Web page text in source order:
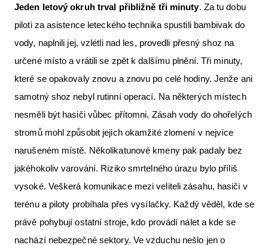
Jeden letový okruh trval přibližně tři minuty. Za tu dobu
piloti za asistence leteckého technika spustili bambivak do
vody, naplnili jej, vzlétli nad les, provedli přesný shoz na
určené místo a vrátili se zpět k dalšímu plnění. Tři minuty,
které se opakovaly znovu a znovu po celé hodiny. Jenže ani
samotný shoz nebyl rutinní operací. Na některých místech
nesměli být hasiči vůbec přítomni. Zásah vody do ohořelých
stromů mohl způsobit jejich okamžité zlomení v nejvíce
narušeném místě. Několikatunové kmeny pak padaly bez
jakéhokoliv varování. Riziko smrtelného úrazu bylo příliš
vysoké. Veškerá komunikace mezi veliteli zásahu, hasiči v
terénu a piloty probíhala přes vysílačky. Každý věděl, kde se
právě pohybují ostatní stroje, kdo provádí nálet a kde se
nachází nebezpečné sektory. Ve vzduchu nešlo jen o